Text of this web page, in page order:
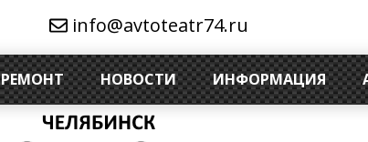
info@avtoteatr74.ru
РЕМОНТ НОВОСТИ ИНФОРМАЦИЯ